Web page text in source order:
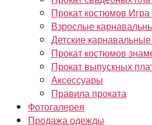
Прокат костюмов
Взрослые
Детские
Прокат костюмов
Прокат выпускных
Аксессуары
Правила проката
Фотогалерея
Продажа одежды